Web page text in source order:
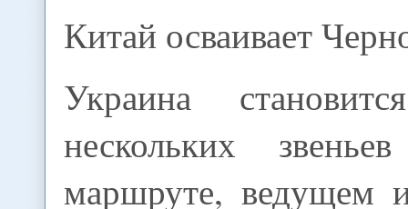
Китай осваивает
Украина
нескольких
маршруте, ведущем